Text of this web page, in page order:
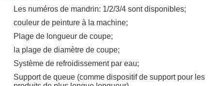
Les numéros de mandrin: 1/2/3/4 sont disponibles;
couleur de peinture à la machine;
Plage de longueur de coupe;
la plage de diamètre de coupe;
Système de refroidissement par eau;
Support de queue (comme dispositif de support pour les